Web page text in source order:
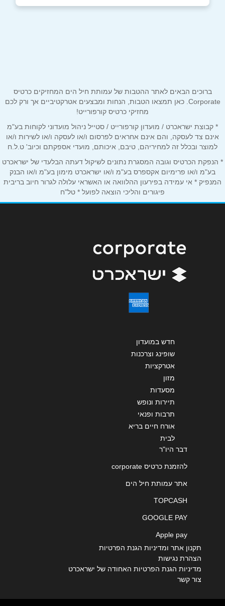
אימייל *
נושא*
שליחה
ברוכים הבאים לאתר ההטבות של עמותת חיל הים המחזיקים כרטיס
Corporate. כאן תמצאו הטבות, הנחות ומבצעים אטרקטיביים אך ורק לכם
מחזיקי כרטיס קורפורייט!
* קבוצת ישראכרט / מועדון קורפורייט / סטייל ניהול מועדוני לקוחות בע"מ
אינם צד לעסקה, והם אינם אחראים לפרסום ו/או לעסקה ו/או לשירות ו/או
למוצר ובכלל זה למחיריהם, טיבם, איכותם, מועדי אספקתם וכיוב' ט.ל.ח
* הנפקת הכרטיס וגובה המסגרת נתונים לשיקול דעתה הבלעדי של ישראכרט
בע"מ ו/או פרימיום אקספרס בע"מ ו/או ישראכרט מימון בע"מ ו/או הבנק
המנפיק * אי עמידה בפירעון ההלוואה או האשראי עלולה לגרור חיוב בריבית
פיגורים והליכי הוצאה לפועל * טל"ח
חדש במועדון
שופינג וצרכנות
אטרקציות
מזון
מסעדות
תיירות ונופש
תרבות ופנאי
אורח חיים בריא
לבית
דבר היו"ר
להזמנת כרטיס corporate
אתר עמותת חיל הים
TOPCASH
GOOGLE PAY
Apple pay
תקנון אתר ומדיניות הגנת הפרטיות
הצהרת נגישות
מדיניות הגנת הפרטיות האחודה של ישראכרט
צור קשר